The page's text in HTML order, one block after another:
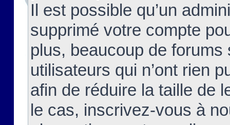
Il est possible qu’un
supprimé votre compte
plus, beaucoup de
utilisateurs qui n’ont rien
afin de réduire la taille de
le cas, inscrivez-vous à